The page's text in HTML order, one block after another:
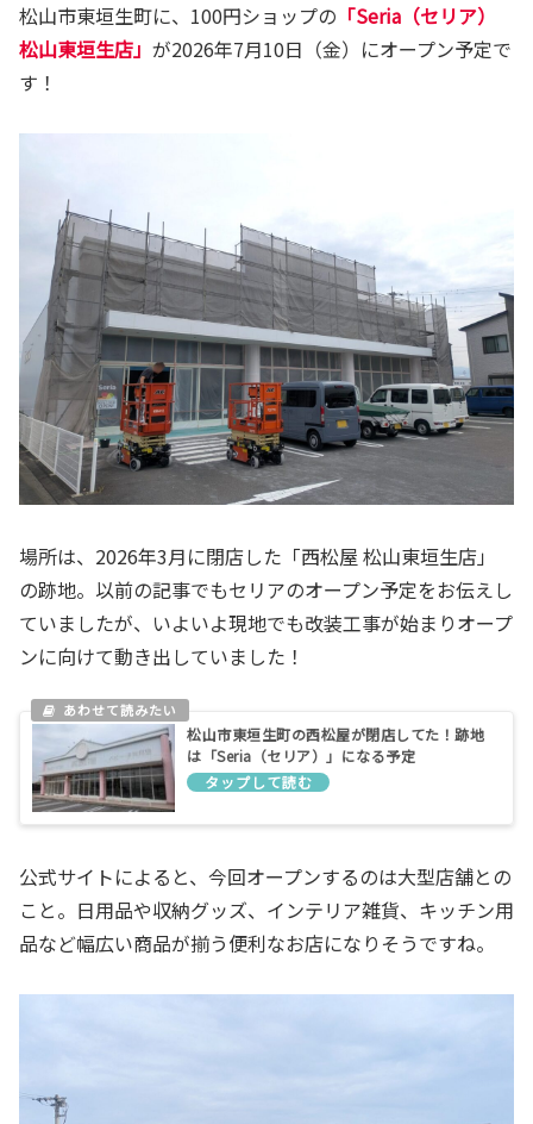
松山市東垣生町に、100円ショップの 「Seria（セリア）
松山東垣生店」 が2026年7月10日（金）にオープン予定で
す！
場所は、2026年3月に閉店した「西松屋 松山東垣生店」
の跡地。以前の記事でもセリアのオープン予定をお伝えし
ていましたが、いよいよ現地でも改装工事が始まりオープ
ンに向けて動き出していました！
松山市東垣生町の西松屋が閉店してた！跡地
は「Seria（セリア）」になる予定
公式サイトによると、今回オープンするのは大型店舗との
こと。日用品や収納グッズ、インテリア雑貨、キッチン用
品など幅広い商品が揃う便利なお店になりそうですね。